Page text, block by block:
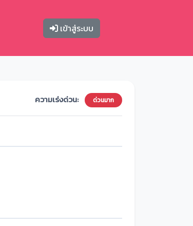
เข้าสู่ระบบ
ความเร่งด่วน: ด่วนมาก